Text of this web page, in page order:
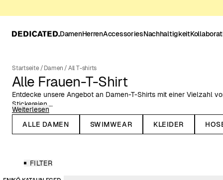
DamenHerrenAccessoriesNachhaltigkeit
Startseite /Damen /All T-shirts
Alle Frauen-T-Shirt
Entdecke unsere Angebot an Damen-T-Shirts mit einer Vielzahl
Stickereien.
Unsere T-Shirts für Damen sind allesamt aus Bio-Baumwolle,
aus Fairtrade-zertifizierter Baumwolle. Wir haben alles von
haben wir auch das! Frisch eingetroffen sind außerdem unsere
Weiterlesen
ALLE DAMEN
SWIMWEAR KLEIDER
FILTER